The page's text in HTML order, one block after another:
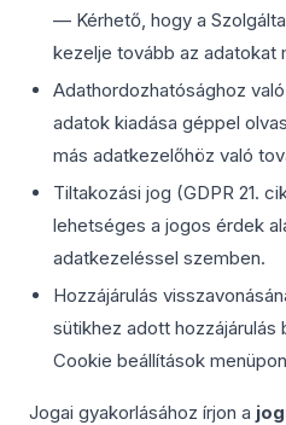
— Kérhető, hogy a
kezelje tovább az adatokat
Adathordozhatósághoz
adatok kiadása géppel
más adatkezelőhöz való
Tiltakozási jog (GDPR 21.
lehetséges a jogos érdek
adatkezeléssel szemben.
Hozzájárulás
sütikhez adott hozzájárulás
Cookie beállítások
Jogai gyakorlásához írjon a